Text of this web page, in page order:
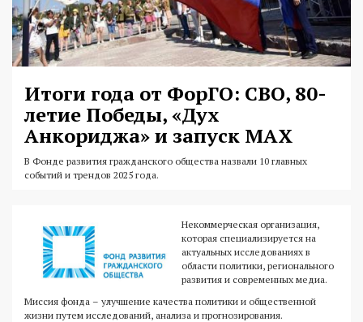
Итоги года от ФорГО: СВО, 80-
летие Победы, «Дух
Анкориджа» и запуск MAX
В Фонде развития гражданского общества назвали 10 главных
событий и трендов 2025 года.
Некоммерческая организация,
которая специализируется на
актуальных исследованиях в
области политики, регионального
развития и современных медиа.
Миссия фонда – улучшение качества политики и общественной
жизни путем исследований, анализа и прогнозирования.